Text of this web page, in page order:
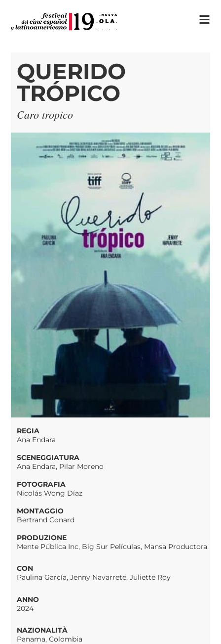
QUERIDO
TRÓPICO
Caro tropico
REGIA
Ana Endara
SCENEGGIATURA
Ana Endara, Pilar Moreno
FOTOGRAFIA
Nicolás Wong Díaz
MONTAGGIO
Bertrand Conard
PRODUZIONE
Mente Pública Inc, Big Sur Películas, Mansa Productora
CON
Paulina García, Jenny Navarrete, Juliette Roy
ANNO
2024
NAZIONALITÀ
Panama, Colombia